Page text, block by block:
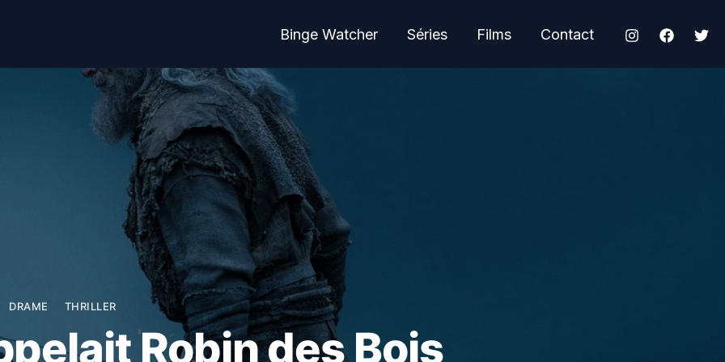
Binge Watcher Séries Films Contact
DRAME THRILLER
Robin des Bois